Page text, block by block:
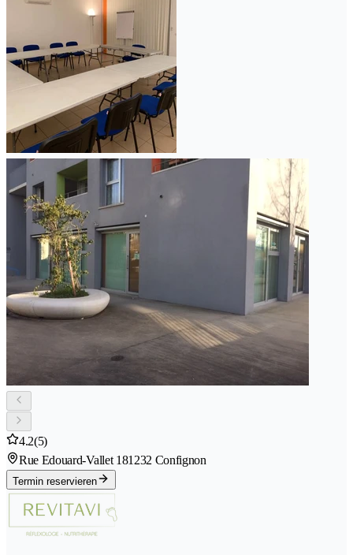
4.2(5)
Rue Edouard-Vallet 181232 Confignon
Termin reservieren